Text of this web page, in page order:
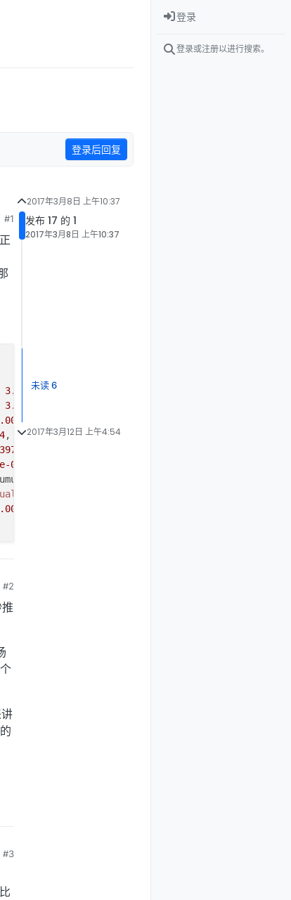
登录后回复
#1
3.130585e-05
3.047995e-05
, No Iterations 2
05
= -
#2
#3
2017年3月8日 上午10:37
发布 17 的 1
2017年3月8日 上午10:37
未读 6
2017年3月12日 上午4:54
登录
登录或注册以进行搜索。